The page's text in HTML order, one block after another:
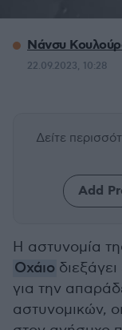
Νάνσυ
22.09.2023, 10:28
Δείτε
Add
Η αστυνομία
Οχάιο
για την
αστυνομικών,